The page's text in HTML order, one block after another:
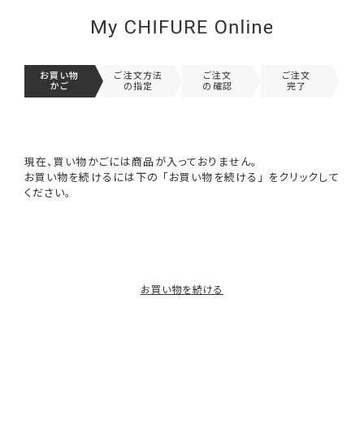
お買い物
かご
ご注文方法
の指定
ご注文
の確認
ご注文
完了
現在、買い物かごには商品が入っておりません。
お買い物を続けるには下の 「お買い物を続ける」 をクリックして
ください。
お買い物を続ける